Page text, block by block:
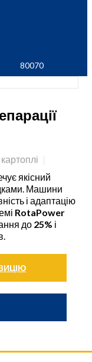
якісний
Машини
і адаптацію
RotaPower
до 25% і